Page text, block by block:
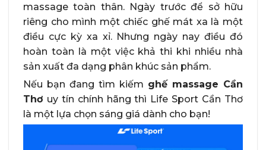
massage toàn thân. Ngày trước để sở hữu
riêng cho mình một chiếc ghế mát xa là một
điều cực kỳ xa xỉ. Nhưng ngày nay điều đó
hoàn toàn là một việc khả thi khi nhiều nhà
sản xuất đa dạng phân khúc sản phẩm.
Nếu bạn đang tìm kiếm ghế massage Cần
Thơ uy tín chính hãng thì Life Sport Cần Thơ
là một lựa chọn sáng giá dành cho bạn!